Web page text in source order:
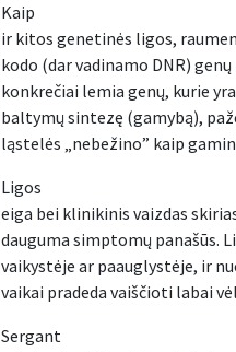
Kaip
ir kitos genetinės ligos,
kodo (dar vadinamo DNR)
konkrečiai lemia genų, kurie
baltymų sintezę (gamybą),
ląstelės „nebežino” kaip
Ligos
eiga bei klinikinis vaizdas
dauguma simptomų panašūs.
vaikystėje ar paauglystėje, ir
vaikai pradeda vaiščioti labai
Sergant